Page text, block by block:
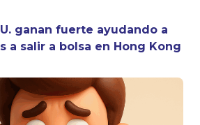
ganan fuerte ayudando a
a salir a bolsa en Hong Kong